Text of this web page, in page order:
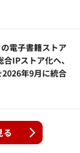
電子書籍ストア
IPストア化へ、
2026年9月に統合
る